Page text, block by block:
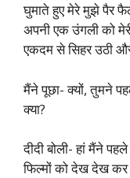
घुमाते हुए मेरे मुझे पैर
अपनी एक उंगली को
एकदम से सिहर उठी
मैंने पूछा- क्यों, तुमने
क्या?
दीदी बोली- हां मैंने
फिल्मों को देख देख कर